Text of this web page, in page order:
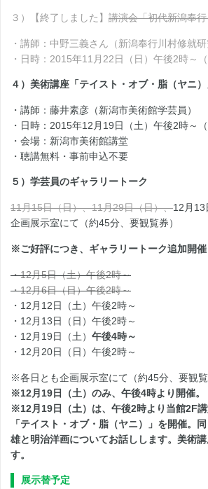
３）【終了しました】 講演会「初代新潟奉
・講師：中野三義さん（新潟奉行川村修就研
・日時：2015年11月22日（日）午後2時～（
４）美術講座「テイスト・オブ・脂（ヤニ）
・講師：藤井素彦（新潟市美術館学芸員）
・日時：2015年12月19日（土）午後2時～（
・会場：新潟市美術館講堂
・聴講無料・事前申込不要
５）学芸員のギャラリートーク
11月15日（日）、11月29日（日）、12月13
企画展示室にて（約45分、要観覧券）
※ご好評につき、ギャラリートーク追加開催
・12月5日（土）午後2時～
・12月6日（日）午後2時～
・12月12日（土）午後2時～
・12月13日（日）午後2時～
・12月19日（土） 午後4時～
・12月20日（日）午後2時～
※各日とも企画展示室にて（約45分、要観覧
※12月19日（土）のみ、午後4時より開催。
※12月19日（土）は、午後2時より当館2F
「テイスト・オブ・脂（ヤニ）」を開催。
雄と明治洋画についてお話しします。美術
す。
展示替予定